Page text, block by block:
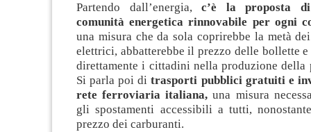
Partendo dall’energia,c’è la proposta
comunità energetica rinnovabile per ogni
una misura che da sola coprirebbe la metà
elettrici, abbatterebbe il prezzo delle bollette
direttamente i cittadini nella produzione della
Si parla poi ditrasporti pubblici gratuiti e
rete ferroviaria italiana, una misura
gli spostamenti accessibili a tutti,
prezzo dei carburanti.